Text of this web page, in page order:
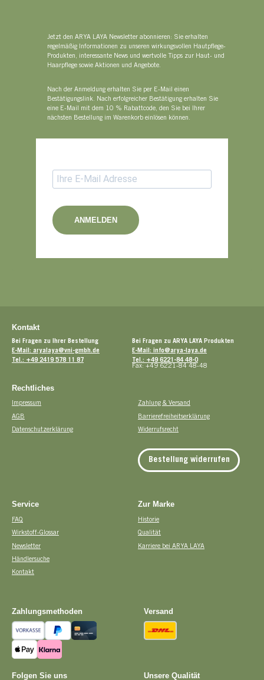
Jetzt den ARYA LAYA Newsletter abonnieren: Sie erhalten
regelmäßig Informationen zu unseren wirkungsvollen Hautpflege-
Produkten, interessante News und wertvolle Tipps zur Haut- und
Haarpflege sowie Aktionen und Angebote.
Nach der Anmeldung erhalten Sie per E-Mail einen
Bestätigungslink. Nach erfolgreicher Bestätigung erhalten Sie
eine E-Mail mit dem 10 % Rabattcode, den Sie bei Ihrer
nächsten Bestellung im Warenkorb einlösen können.
ANMELDEN
Kontakt
Bei Fragen zu Ihrer Bestellung
E-Mail: aryalaya@vni-gmbh.de
Tel.: +49 2419 578 11 87
Bei Fragen zu ARYA LAYA Produkten
E-Mail: info@arya-laya.de
Tel.: +49 6221-84 48-0
Fax: +49 6221-84 48-48
Rechtliches
Impressum
AGB
Datenschutzerklärung
Zahlung & Versand
Barrierefreiheitserklärung
Widerrufsrecht
Bestellung widerrufen
Service
FAQ
Wirkstoff-Glossar
Newsletter
Händlersuche
Kontakt
Zur Marke
Historie
Qualität
Karriere bei ARYA LAYA
Folgen Sie uns
Zahlungsmethoden
Vorkasse PayPal Kreditkarte
Apple Pay Pay with Klarna
Versand
Unsere Qualität